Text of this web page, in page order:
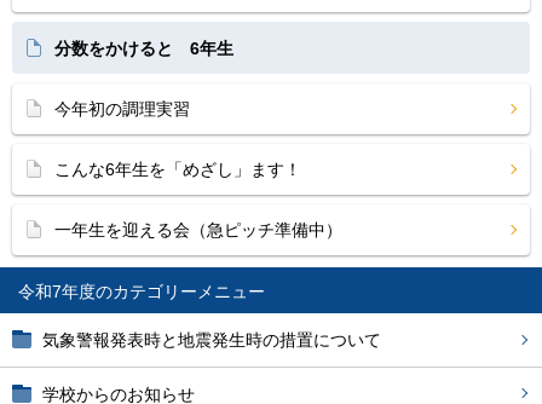
令和7年度
気象警報発表時と地震発生時の措置について
学校からのお知らせ
分数をかけると 6年生
今年初の調理実習
こんな6年生を「めざし」ます！
一年生を迎える会（急ピッチ準備中）